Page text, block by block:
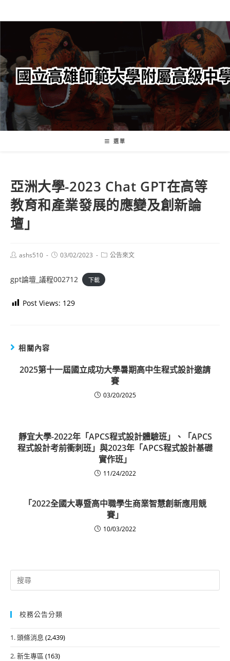
轉
要
內
容
選單
亞洲大學-2023 Chat GPT在高等
教育和產業發展的應變及創新論
壇」
Postashs510
Post03/02/2023
Post公告來文
gpt論壇_議程002712 下載
Post Views: 129
相關內容
2025第十一屆國立成功大學暑期高中生程式設計邀請
賽
03/20/2025
靜宜大學-2022年「APCS程式設計體驗班」、「APCS
程式設計考前衝刺班」與2023年「APCS程式設計基礎
實作班」
11/24/2022
「2022全國大專暨高中職學生商業智慧創新應用競
賽」
10/03/2022
Search
for:
校務公告分類
1. 頭條消息 (2,439)
2. 新生專區 (163)